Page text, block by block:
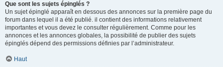
Que sont les sujets épinglés ?
Un sujet épinglé apparaît en dessous des annonces sur la première page du
forum dans lequel il a été publié. il contient des informations relativement
importantes et vous devez le consulter régulièrement. Comme pour les
annonces et les annonces globales, la possibilité de publier des sujets
épinglés dépend des permissions définies par l’administrateur.
Haut